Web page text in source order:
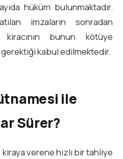
hüküm bulunmaktadır.
imzaların sonradan
kiracının bunun kötüye
gerektiği kabul edilmektedir.
ile
Sürer?
kiraya verene hızlı bir tahliye